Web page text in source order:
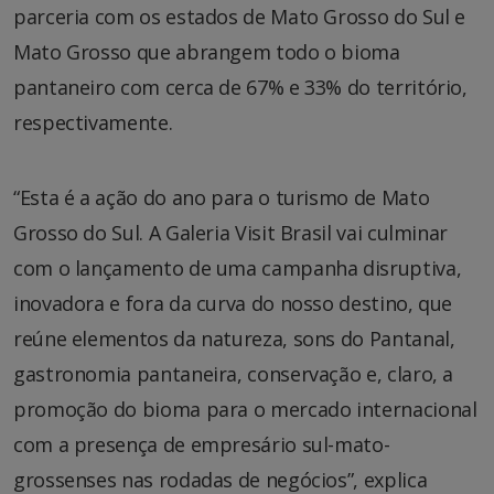
parceria com os estados de Mato Grosso do Sul e
Mato Grosso que abrangem todo o bioma
pantaneiro com cerca de 67% e 33% do território,
respectivamente.
“Esta é a ação do ano para o turismo de Mato
Grosso do Sul. A Galeria Visit Brasil vai culminar
com o lançamento de uma campanha disruptiva,
inovadora e fora da curva do nosso destino, que
reúne elementos da natureza, sons do Pantanal,
gastronomia pantaneira, conservação e, claro, a
promoção do bioma para o mercado internacional
com a presença de empresário sul-mato-
grossenses nas rodadas de negócios”, explica